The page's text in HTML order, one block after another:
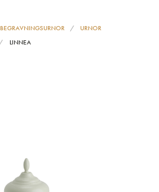
BEGRAVNINGSURNOR
URNOR
LINNEA